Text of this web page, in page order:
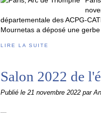
départementale des ACPG-
Mournetas a déposé une gerbe
LIRE LA SUITE
Salon 2022 de
Publié le 21 novembre 2022 par